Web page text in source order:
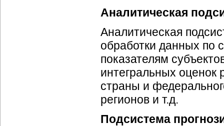
Аналитическая
Аналитическая
обработки данных по
показателям
интегральных оценок
страны и
регионов и т.д.
Подсистема